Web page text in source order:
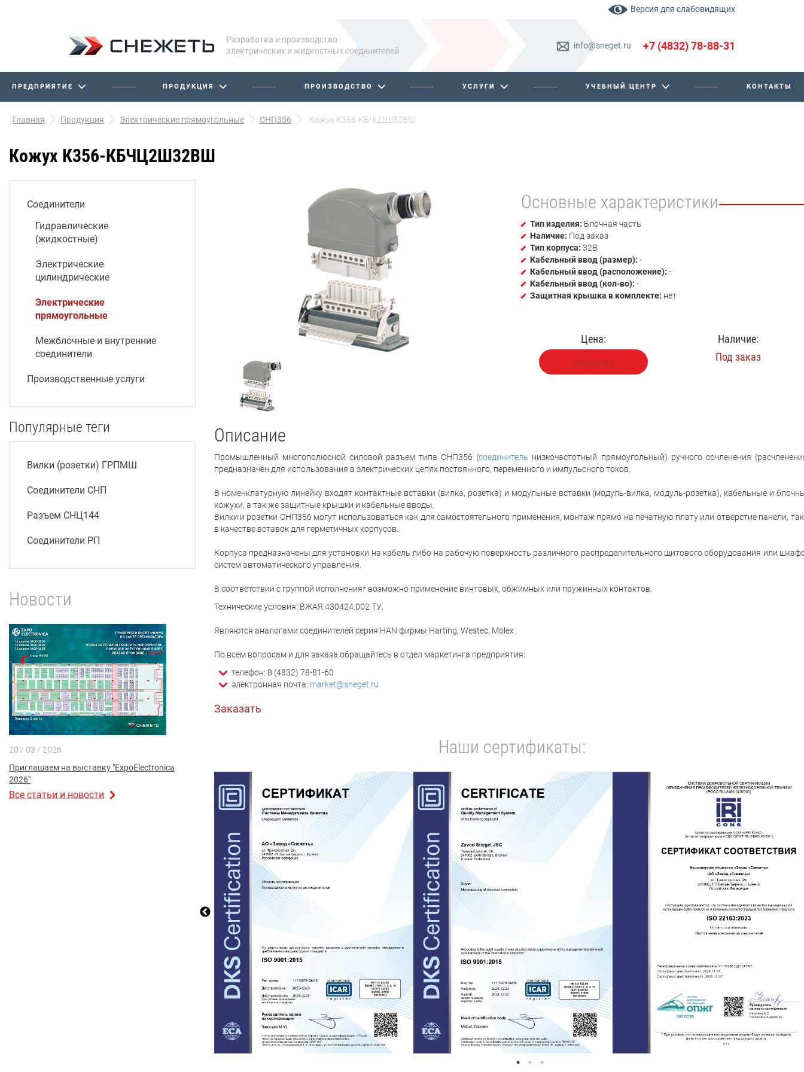
Версия для слабовидящих
Разработка и производство
электрических и жидкостных соединителей
info@sneget.ru +7 (4832) 78-88-31
ПРЕДПРИЯТИЕ ПРОДУКЦИЯ ПРОИЗВОДСТВО УСЛУГИ УЧЕБНЫЙ ЦЕНТР КОНТАКТЫ
Главная Продукция Электрические прямоугольные СНП356 Кожух К356-КБЧЦ2Ш32ВШ
Кожух К356-КБЧЦ2Ш32ВШ
Соединители
Гидравлические
(жидкостные)
Электрические
цилиндрические
Электрические
прямоугольные
Межблочные и внутренние
соединители
Производственные услуги
Популярные теги
Вилки (розетки) ГРПМШ
Соединители СНП
Разъем СНЦ144
Соединители РП
Новости
20 / 03 / 2026
Приглашаем на выставку "ExpoElectronica
2026"
Все статьи и новости
Основные характеристики
Тип изделия: Блочная часть
Наличие: Под заказ
Тип корпуса: 32В
Кабельный ввод (размер): -
Кабельный ввод (расположение): -
Кабельный ввод (кол-во): -
Защитная крышка в комплекте: нет
Цена:
Запросить
Наличие:
Под заказ
Описание
Промышленный многополюсной силовой разъем типа СНП356 (соединитель низкочастотный прямоугольный) ручного сочленения
предназначен для использования в электрических цепях постоянного, переменного и импульсного токов.
В номенклатурную линейку входят контактные вставки (вилка, розетка) и модульные вставки (модуль-вилка, модуль-розетка), кабельные и
кожухи, а так же защитные крышки и кабельные вводы.
Вилки и розетки СНП356 могут использоваться как для самостоятельного применения, монтаж прямо на печатную плату или отверстие панели,
в качестве вставок для герметичных корпусов.
Корпуса предназначены для установки на кабель либо на рабочую поверхность различного распределительного щитового оборудования или
систем автоматического управления.
В соответствии с группой исполнения* возможно применение винтовых, обжимных или пружинных контактов.
Технические условия: ВЖАЯ.430424.002 ТУ.
Являются аналогами соединителей серия HAN фирмы Harting, Westec, Molex.
По всем вопросам и для заказа обращайтесь в отдел маркетинга предприятия:
телефон: 8 (4832) 78-81-60
электронная почта: market@sneget.ru
Заказать
Наши сертификаты: